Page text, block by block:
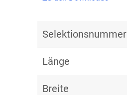
Selektionsnummer
Länge
Breite